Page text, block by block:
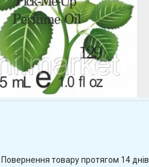
повернення товару протягом 14 днів